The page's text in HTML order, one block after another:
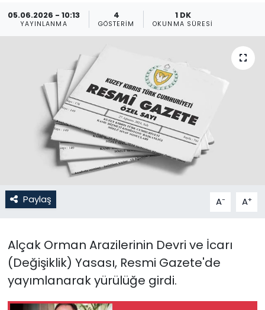
05.06.2026 - 10:13
YAYINLANMA
4
GÖSTERIM
1 DK
OKUNMA SÜRESI
Paylaş A- A+
Alçak Orman Arazilerinin Devri ve İcarı
(Değişiklik) Yasası, Resmi Gazete'de
yayımlanarak yürülüğe girdi.
Gündem
KKTC YEREL SEÇİM 2018
Kültür Sanat
Magazin
Nöbetçi Eczaneler
Politika